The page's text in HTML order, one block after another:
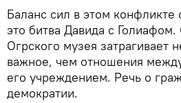
Баланс сил в этом конфликте
это битва Давида с Голиафом.
Огрского музея затрагивает
важное, чем отношения
его учреждением. Речь о
демократии.